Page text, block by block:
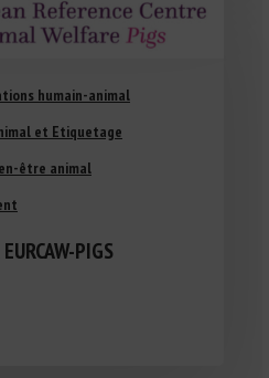
humain-animal
et Etiquetage
être animal
PIGS